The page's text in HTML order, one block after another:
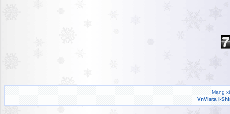
Mạng
VnVista I-